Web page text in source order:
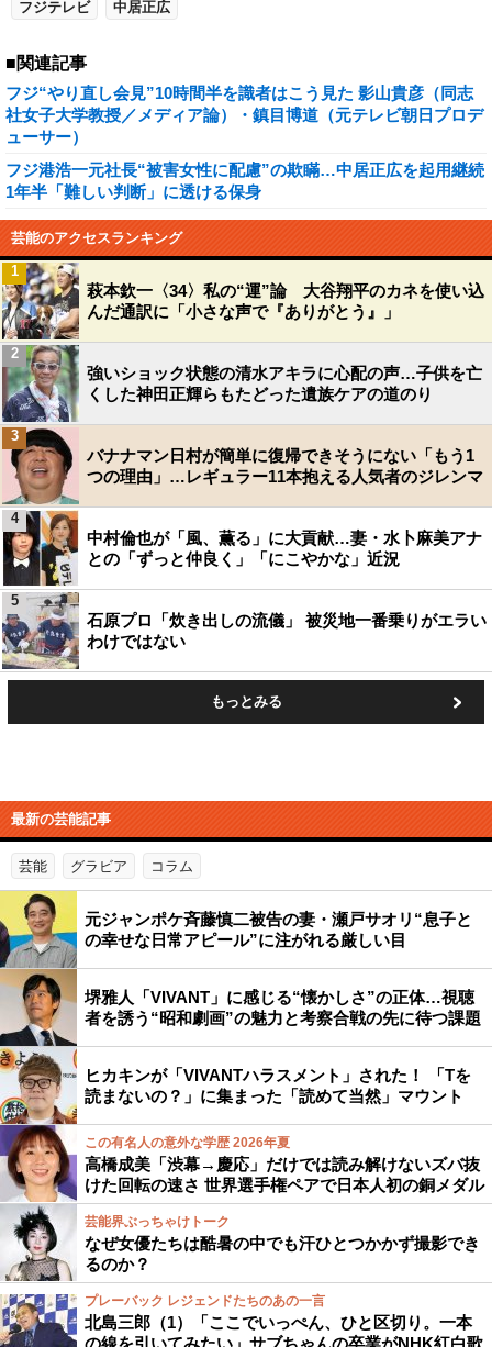
フジテレビ 中居正広
■関連記事
フジ“やり直し会見”10時間半を識者はこう見た 影山貴彦（同志
社女子大学教授／メディア論）・鎮目博道（元テレビ朝日プロデ
ューサー）
フジ港浩一元社長“被害女性に配慮”の欺瞞…中居正広を起用継続
1年半「難しい判断」に透ける保身
芸能のアクセスランキング
萩本欽一〈34〉私の“運”論 大谷翔平のカネを使い込
んだ通訳に「小さな声で『ありがとう』」
1
強いショック状態の清水アキラに心配の声…子供を亡
くした神田正輝らもたどった遺族ケアの道のり
2
バナナマン日村が簡単に復帰できそうにない「もう1
つの理由」…レギュラー11本抱える人気者のジレンマ
3
中村倫也が「風、薫る」に大貢献…妻・水卜麻美アナ
との「ずっと仲良く」「にこやかな」近況
4
石原プロ「炊き出しの流儀」 被災地一番乗りがエラい
わけではない
5
もっとみる
最新の芸能記事
芸能 グラビア コラム
元ジャンポケ斉藤慎二被告の妻・瀬戸サオリ“息子と
の幸せな日常アピール”に注がれる厳しい目
堺雅人「VIVANT」に感じる“懐かしさ”の正体…視聴
者を誘う“昭和劇画”の魅力と考察合戦の先に待つ課題
ヒカキンが「VIVANTハラスメント」された！ 「Tを
読まないの？」に集まった「読めて当然」マウント
この有名人の意外な学歴 2026年夏
高橋成美「渋幕→慶応」だけでは読み解けないズバ抜
けた回転の速さ 世界選手権ペアで日本人初の銅メダル
芸能界ぶっちゃけトーク
なぜ女優たちは酷暑の中でも汗ひとつかかず撮影でき
るのか？
プレーバック レジェンドたちのあの一言
北島三郎（1）「ここでいっぺん、ひと区切り。一本
の線を引いてみたい」サブちゃんの卒業がNHK紅白歌